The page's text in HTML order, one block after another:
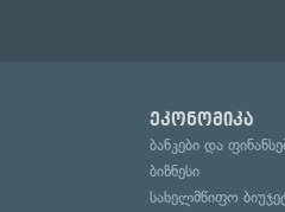
ეკონომიკა
ბანკები და
ბიზნესი
სახელმწიფო